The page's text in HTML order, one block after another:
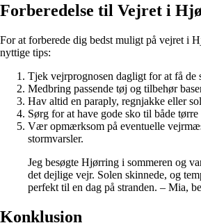
Forberedelse til Vejret i
For at forberede dig bedst muligt på vejret i
nyttige tips:
Tjek vejrprognosen dagligt for at få de
Medbring passende tøj og tilbehør
Hav altid en paraply, regnjakke eller
Sørg for at have gode sko til både
Vær opmærksom på eventuelle
stormvarsler.
Jeg besøgte Hjørring i sommeren og
det dejlige vejr. Solen skinnede, og
perfekt til en dag på stranden. – Mia,
Konklusion